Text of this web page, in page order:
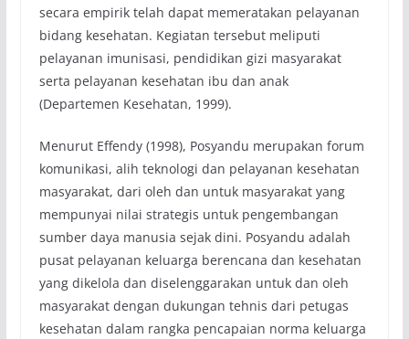
secara empirik telah dapat memeratakan pelayanan
bidang kesehatan. Kegiatan tersebut meliputi
pelayanan imunisasi, pendidikan gizi masyarakat
serta pelayanan kesehatan ibu dan anak
(Departemen Kesehatan, 1999).
Menurut Effendy (1998), Posyandu merupakan forum
komunikasi, alih teknologi dan pelayanan kesehatan
masyarakat, dari oleh dan untuk masyarakat yang
mempunyai nilai strategis untuk pengembangan
sumber daya manusia sejak dini. Posyandu adalah
pusat pelayanan keluarga berencana dan kesehatan
yang dikelola dan diselenggarakan untuk dan oleh
masyarakat dengan dukungan tehnis dari petugas
kesehatan dalam rangka pencapaian norma keluarga